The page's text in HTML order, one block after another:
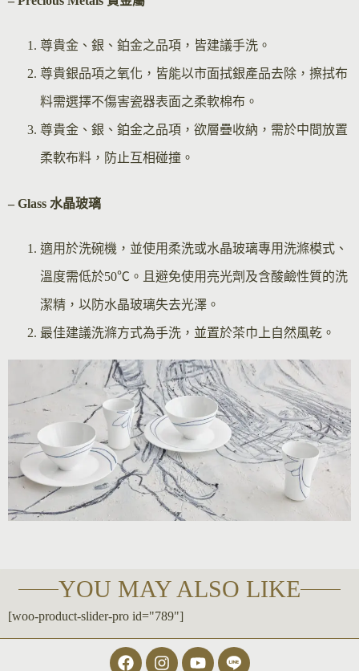
尊貴金、銀、鉑金之品項，皆建議手洗。
尊貴銀品項之氧化，皆能以市面拭銀產品去除，擦拭布
料需選擇不傷害瓷器表面之柔軟棉布。
尊貴金、銀、鉑金之品項，欲層疊收納，需於中間放置
柔軟布料，防止互相碰撞。
– Glass 水晶玻璃
適用於洗碗機，並使用柔洗或水晶玻璃專用洗滌模式、
溫度需低於50℃。且避免使用亮光劑及含酸鹼性質的洗
潔精，以防水晶玻璃失去光澤。
最佳建議洗滌方式為手洗，並置於茶巾上自然風乾。
YOU MAY ALSO LIKE
[woo-product-slider-pro id="789"]